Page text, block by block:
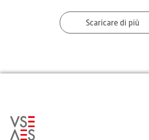
Scaricare di più